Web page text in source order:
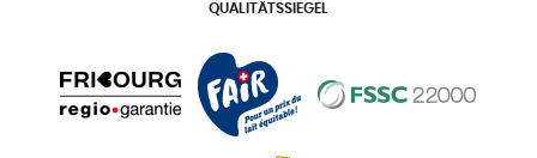
QUALITÄTSSIEGEL